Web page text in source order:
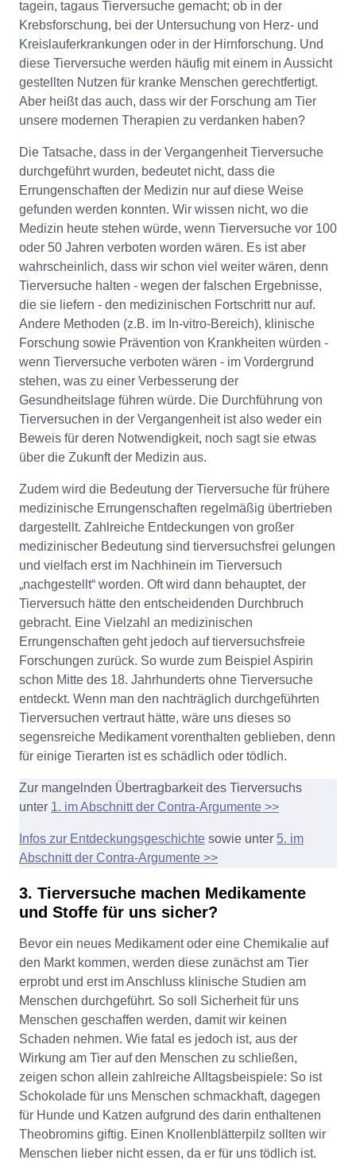
tagein, tagaus Tierversuche gemacht; ob in der
Krebsforschung, bei der Untersuchung von Herz- und
Kreislauferkrankungen oder in der Hirnforschung. Und
diese Tierversuche werden häufig mit einem in Aussicht
gestellten Nutzen für kranke Menschen gerechtfertigt.
Aber heißt das auch, dass wir der Forschung am Tier
unsere modernen Therapien zu verdanken haben?
Die Tatsache, dass in der Vergangenheit Tierversuche
durchgeführt wurden, bedeutet nicht, dass die
Errungenschaften der Medizin nur auf diese Weise
gefunden werden konnten. Wir wissen nicht, wo die
Medizin heute stehen würde, wenn Tierversuche vor 100
oder 50 Jahren verboten worden wären. Es ist aber
wahrscheinlich, dass wir schon viel weiter wären, denn
Tierversuche halten - wegen der falschen Ergebnisse,
die sie liefern - den medizinischen Fortschritt nur auf.
Andere Methoden (z.B. im In-vitro-Bereich), klinische
Forschung sowie Prävention von Krankheiten würden -
wenn Tierversuche verboten wären - im Vordergrund
stehen, was zu einer Verbesserung der
Gesundheitslage führen würde. Die Durchführung von
Tierversuchen in der Vergangenheit ist also weder ein
Beweis für deren Notwendigkeit, noch sagt sie etwas
über die Zukunft der Medizin aus.
Zudem wird die Bedeutung der Tierversuche für frühere
medizinische Errungenschaften regelmäßig übertrieben
dargestellt. Zahlreiche Entdeckungen von großer
medizinischer Bedeutung sind tierversuchsfrei gelungen
und vielfach erst im Nachhinein im Tierversuch
„nachgestellt“ worden. Oft wird dann behauptet, der
Tierversuch hätte den entscheidenden Durchbruch
gebracht. Eine Vielzahl an medizinischen
Errungenschaften geht jedoch auf tierversuchsfreie
Forschungen zurück. So wurde zum Beispiel Aspirin
schon Mitte des 18. Jahrhunderts ohne Tierversuche
entdeckt. Wenn man den nachträglich durchgeführten
Tierversuchen vertraut hätte, wäre uns dieses so
segensreiche Medikament vorenthalten geblieben, denn
für einige Tierarten ist es schädlich oder tödlich.
Zur mangelnden Übertragbarkeit des Tierversuchs
unter 1. im Abschnitt der Contra-Argumente >>
Infos zur Entdeckungsgeschichte sowie unter 5. im
Abschnitt der Contra-Argumente >>
3. Tierversuche machen Medikamente
und Stoffe für uns sicher?
Bevor ein neues Medikament oder eine Chemikalie auf
den Markt kommen, werden diese zunächst am Tier
erprobt und erst im Anschluss klinische Studien am
Menschen durchgeführt. So soll Sicherheit für uns
Menschen geschaffen werden, damit wir keinen
Schaden nehmen. Wie fatal es jedoch ist, aus der
Wirkung am Tier auf den Menschen zu schließen,
zeigen schon allein zahlreiche Alltagsbeispiele: So ist
Schokolade für uns Menschen schmackhaft, dagegen
für Hunde und Katzen aufgrund des darin enthaltenen
Theobromins giftig. Einen Knollenblätterpilz sollten wir
Menschen lieber nicht essen, da er für uns tödlich ist.